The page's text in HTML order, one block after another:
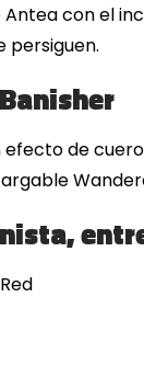
con el
persiguen.
efecto de